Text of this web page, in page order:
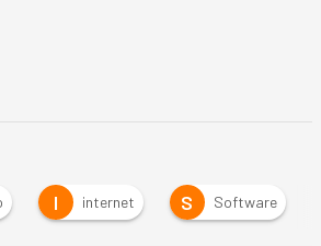
I internet S Software